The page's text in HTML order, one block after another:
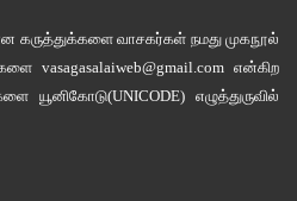
இருக்கேன்.”
அந்தப் புகைப்படத்தையே பார்த்துக்
கருத்துக்களை வாசகர்கள் நமது முகநூல்
vasagasalaiweb@gmail.com என்கிற
யூனிகோடு(UNICODE)எழுத்துருவில்